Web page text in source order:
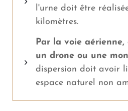
l'urne doit être
kilomètres.
Par la voie
un drone ou une
dispersion doit avoir
espace naturel non